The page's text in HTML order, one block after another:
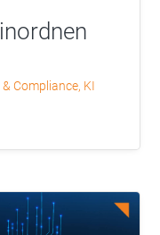
Compliance, KI